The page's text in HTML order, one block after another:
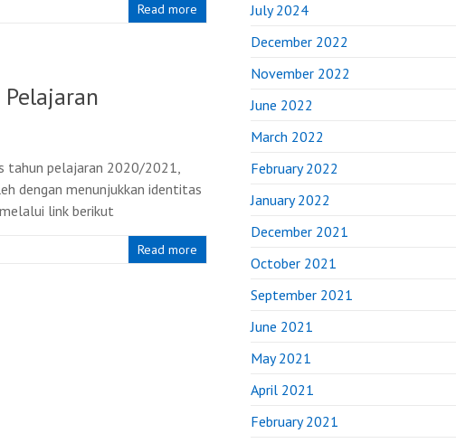
Read more
tahun pelajaran 2020/2021,
dengan menunjukkan identitas
link berikut
Read more
July 2024
December 2022
November 2022
June 2022
March 2022
February 2022
January 2022
December 2021
October 2021
September 2021
June 2021
May 2021
April 2021
February 2021